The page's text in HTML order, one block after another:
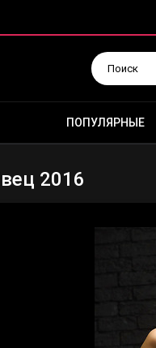
ПОПУЛЯРНЫЕ
2016